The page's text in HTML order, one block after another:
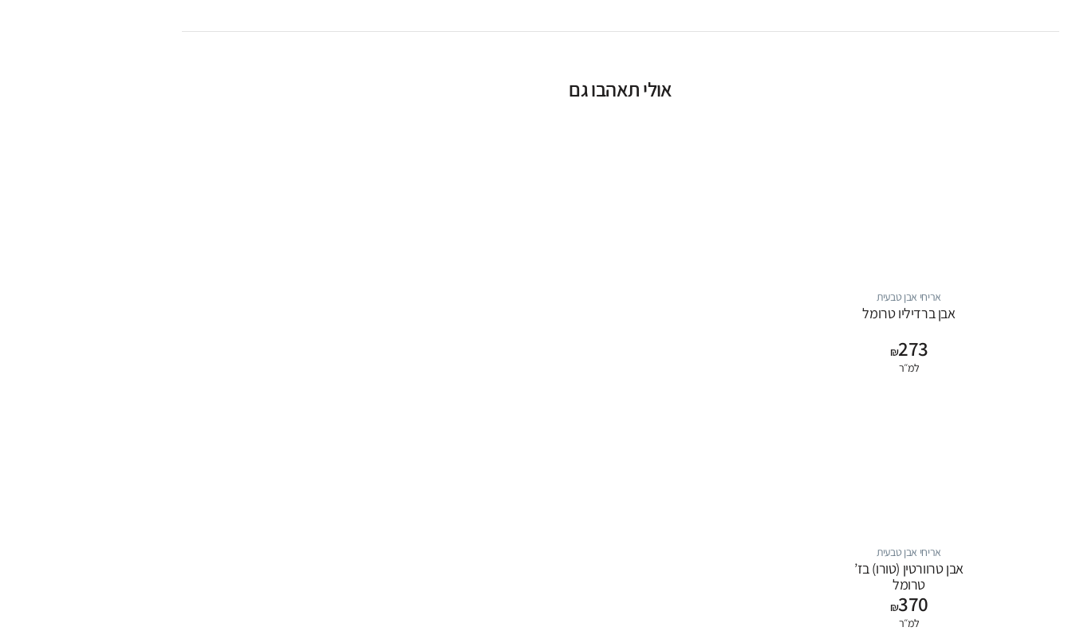
אולי תאהבו גם
אריחי אבן טבעית
אבן ברדיליו טרומל
₪273
למ״ר
אריחי אבן טבעית
אבן טרוורטין (טורו) בז’
טרומל
₪370
למ״ר